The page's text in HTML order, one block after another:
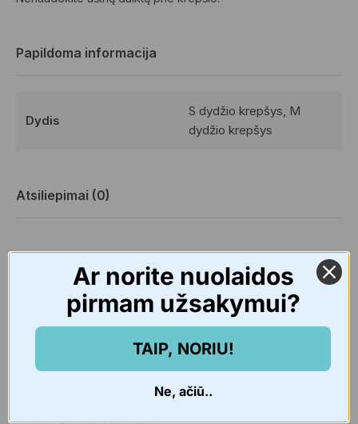
Papildoma informacija
Dydis
S dydžio krepšys, M
dydžio krepšys
Atsiliepimai (0)
Atsiliepimai
Kol kas atsiliepimų nėra.
Būkite pirmas, įvertinęs „Mother-K Daugkartinis EKO
Krepšys“
Jūsų el. pašto adresas nebus skelbiamas.
Ar norite nuolaidos
pirmam užsakymui?
TAIP, NORIU!
Ne, ačiū..